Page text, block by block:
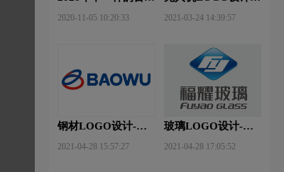
2020-11-05 10:20:33
计
2021-03-24 14:39:57
钢材LOGO设计-宝
2021-04-28 15:57:27
玻璃LOGO设计-
logo设计
2021-04-28 17:05:52